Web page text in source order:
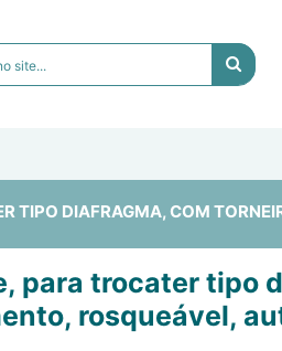
TIPO DIAFRAGMA, COM
para trocater tipo
rosqueável,